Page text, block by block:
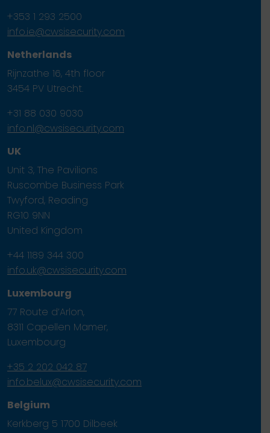
+353 1 293 2500
info.ie@cwsisecurity.com
Netherlands
Rijnzathe 16, 4th floor
3454 PV Utrecht.
+31 88 030 9030
info.nl@cwsisecurity.com
UK
Unit 3, The Pavilions
Ruscombe Business Park
Twyford, Reading
RG10 9NN
United Kingdom
+44 1189 344 300
info.uk@cwsisecurity.com
Luxembourg
77 Route d’Arlon,
8311 Capellen Mamer,
Luxembourg
+35 2 202 042 87
info.belux@cwsisecurity.com
Belgium
Kerkberg 5 1700 Dilbeek